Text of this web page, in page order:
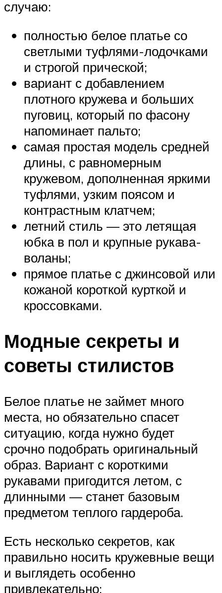
случаю:
полностью белое платье со
светлыми туфлями-лодочками
и строгой прической;
вариант с добавлением
плотного кружева и больших
пуговиц, который по фасону
напоминает пальто;
самая простая модель средней
длины, с равномерным
кружевом, дополненная яркими
туфлями, узким поясом и
контрастным клатчем;
летний стиль — это летящая
юбка в пол и крупные рукава-
воланы;
прямое платье с джинсовой или
кожаной короткой курткой и
кроссовками.
Модные секреты и
советы стилистов
Белое платье не займет много
места, но обязательно спасет
ситуацию, когда нужно будет
срочно подобрать оригинальный
образ. Вариант с короткими
рукавами пригодится летом, с
длинными — станет базовым
предметом теплого гардероба.
Есть несколько секретов, как
правильно носить кружевные вещи
и выглядеть особенно
привлекательно: